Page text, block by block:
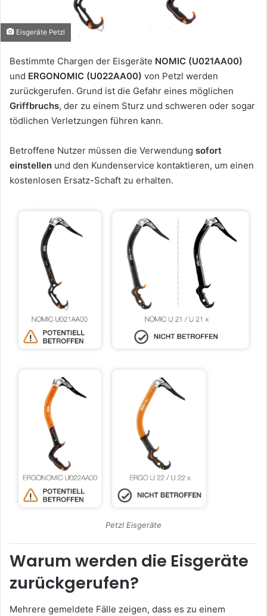
Eisgeräte Petzl
Bestimmte Chargen der Eisgeräte NOMIC (U021AA00)
und ERGONOMIC (U022AA00) von Petzl werden
zurückgerufen. Grund ist die Gefahr eines möglichen
Griffbruchs, der zu einem Sturz und schweren oder sogar
tödlichen Verletzungen führen kann.
Betroffene Nutzer müssen die Verwendung sofort
einstellen und den Kundenservice kontaktieren, um einen
kostenlosen Ersatz-Schaft zu erhalten.
Petzl Eisgeräte
Warum werden die Eisgeräte
zurückgerufen?
Mehrere gemeldete Fälle zeigen, dass es zu einem